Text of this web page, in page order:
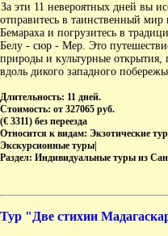
За эти 11 невероятных дней вы
отправитесь в таинственный
Бемараха и погрузитесь в
Белу - сюр - Мер. Это
природы и культурные открытия,
вдоль дикого западного
Длительность: 11 дней.
Стоимость: от 327065 руб.
(€ 3311) без переезда
Относится к видам: Экзотические
Экскурсионные туры|
Раздел: Индивидуальные туры из
Тур "Две стихии